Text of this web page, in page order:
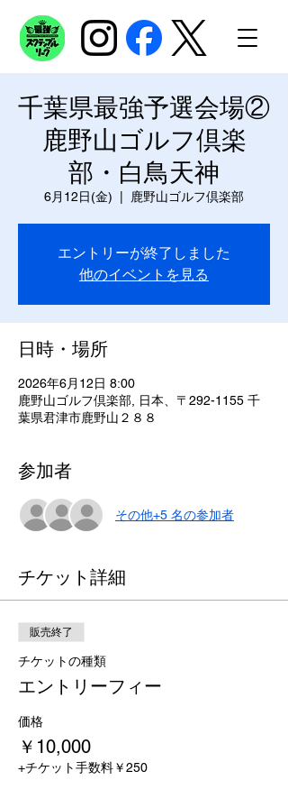
千葉県最強予選会場②
鹿野山ゴルフ倶楽
部・白鳥天神
6月12日(金) 鹿野山ゴルフ倶楽部
エントリーが終了しました
他のイベントを見る
日時・場所
2026年6月12日 8:00
鹿野山ゴルフ倶楽部, 日本、〒292-1155 千
葉県君津市鹿野山２８８
参加者
その他+5 名の参加者
チケット詳細
販売終了
チケットの種類
エントリーフィー
価格
￥10,000
+チケット手数料￥250